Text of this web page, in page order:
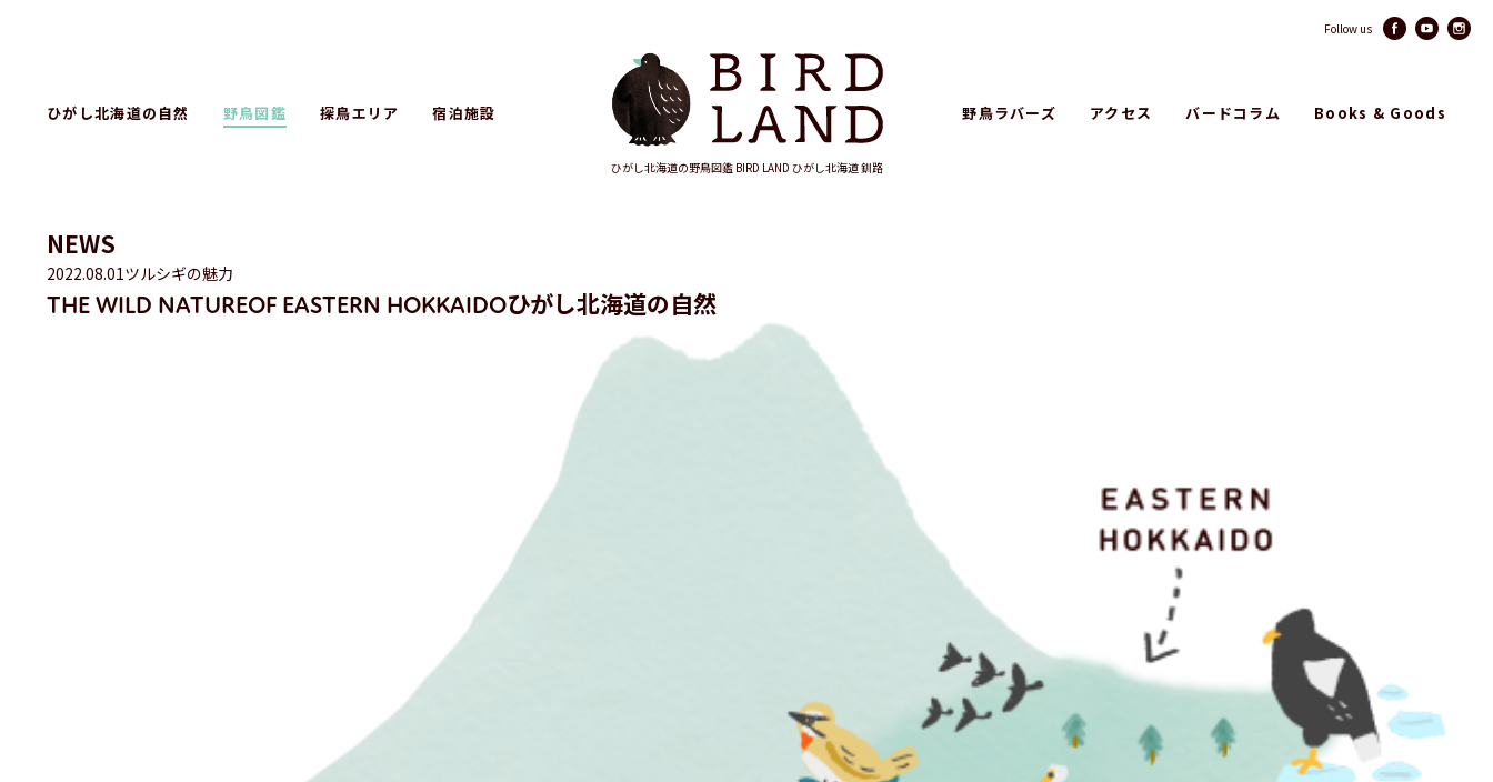
ひがし北海道の野鳥図鑑 BIRD LAND ひがし北海道 釧路
ひがし北海道の自然 野鳥図鑑 探鳥エリア 宿泊施設 野鳥ラバーズ アクセス バードコラム Books & Goods
Follow us
NEWS
2022.08.01ツルシギの魅力
THE WILD NATUREOF EASTERN HOKKAIDOひがし北海道の自然